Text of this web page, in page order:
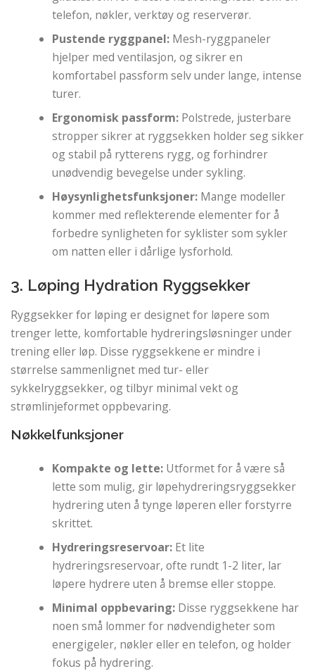
telefon, nøkler, verktøy og reserverør.
Pustende ryggpanel: Mesh-ryggpaneler
hjelper med ventilasjon, og sikrer en
komfortabel passform selv under lange, intense
turer.
Ergonomisk passform: Polstrede, justerbare
stropper sikrer at ryggsekken holder seg sikker
og stabil på rytterens rygg, og forhindrer
unødvendig bevegelse under sykling.
Høysynlighetsfunksjoner: Mange modeller
kommer med reflekterende elementer for å
forbedre synligheten for syklister som sykler
om natten eller i dårlige lysforhold.
3. Løping Hydration Ryggsekker
Ryggsekker for løping er designet for løpere som
trenger lette, komfortable hydreringsløsninger under
trening eller løp. Disse ryggsekkene er mindre i
størrelse sammenlignet med tur- eller
sykkelryggsekker, og tilbyr minimal vekt og
strømlinjeformet oppbevaring.
Nøkkelfunksjoner
Kompakte og lette: Utformet for å være så
lette som mulig, gir løpehydreringsryggsekker
hydrering uten å tynge løperen eller forstyrre
skrittet.
Hydreringsreservoar: Et lite
hydreringsreservoar, ofte rundt 1-2 liter, lar
løpere hydrere uten å bremse eller stoppe.
Minimal oppbevaring: Disse ryggsekkene har
noen små lommer for nødvendigheter som
energigeler, nøkler eller en telefon, og holder
fokus på hydrering.